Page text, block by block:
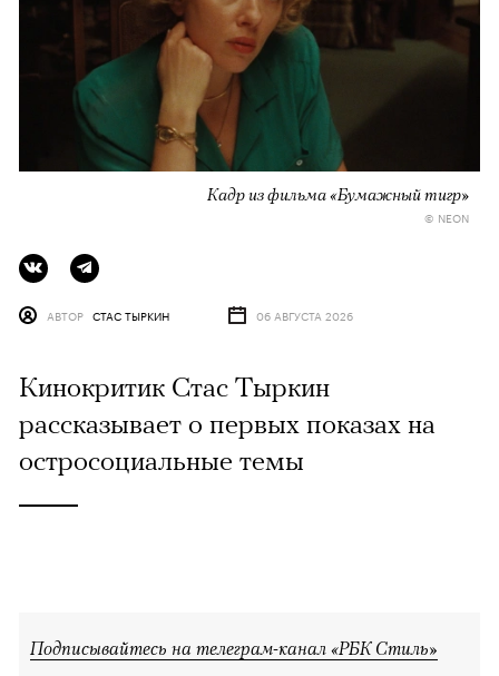
Кадр из фильма «Бумажный тигр»
© NEON
АВТОР СТАС ТЫРКИН 06 АВГУСТА 2026
Кинокритик Стас Тыркин
рассказывает о первых показах на
остросоциальные темы
Подписывайтесь на телеграм-канал «РБК Стиль»